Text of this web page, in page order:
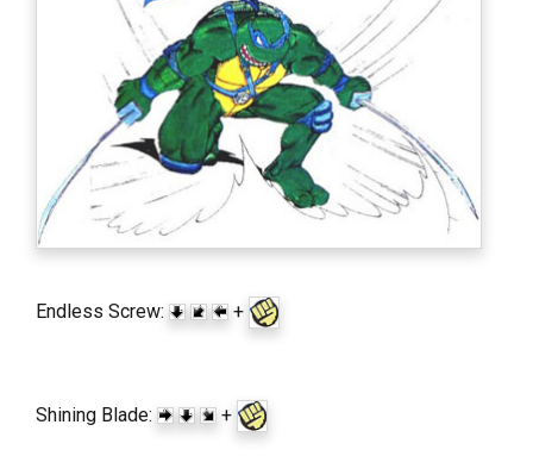
Endless Screw: +
Shining Blade: +